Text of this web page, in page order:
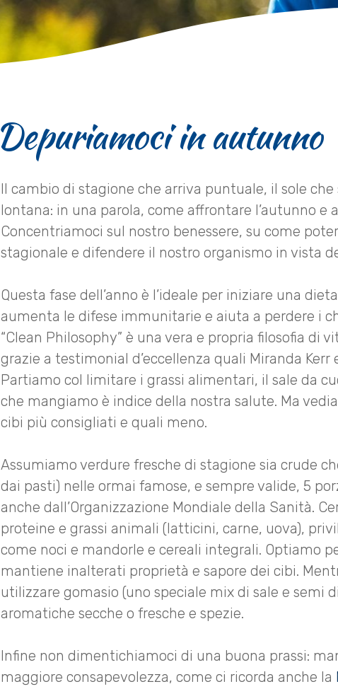
Depuriamoci in autunno
Il cambio di stagione che arriva puntuale, il sole che
lontana: in una parola, come affrontare l’autunno e
Concentriamoci sul nostro benessere, su come
stagionale e difendere il nostro organismo in vista
Questa fase dell’anno è l’ideale per iniziare una
aumenta le difese immunitarie e aiuta a perdere i
“Clean Philosophy” è una vera e propria filosofia di
grazie a testimonial d’eccellenza quali Miranda Kerr
Partiamo col limitare i grassi alimentari, il sale da
che mangiamo è indice della nostra salute. Ma
cibi più consigliati e quali meno.
Assumiamo verdure fresche di stagione sia crude
dai pasti) nelle ormai famose, e sempre valide, 5
anche dall’Organizzazione Mondiale della Sanità.
proteine e grassi animali (latticini, carne, uova),
come noci e mandorle e cereali integrali. Optiamo
mantiene inalterati proprietà e sapore dei cibi.
utilizzare gomasio (uno speciale mix di sale e semi
aromatiche secche o fresche e spezie.
Infine non dimentichiamoci di una buona prassi:
maggiore consapevolezza, come ci ricorda anche la